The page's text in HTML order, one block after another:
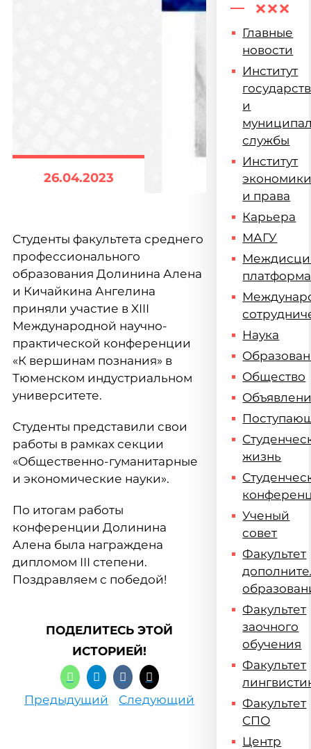
26.04.2023
Студенты факультета среднего
профессионального
образования Долинина Алена
и Кичайкина Ангелина
приняли участие в XIII
Международной научно-
практической конференции
«К вершинам познания» в
Тюменском индустриальном
университете.
Студенты представили свои
работы в рамках секции
«Общественно-гуманитарные
и экономические науки».
По итогам работы
конференции Долинина
Алена была награждена
дипломом III степени.
Поздравляем с победой!
ПОДЕЛИТЕСЬ ЭТОЙ
ИСТОРИЕЙ!
Предыдущий Следующий
Главные
новости
Институт
и
службы
Институт
и права
Карьера
МАГУ
платформа
Наука
Общество
жизнь
Ученый
совет
Факультет
Факультет
заочного
обучения
Факультет
Факультет
СПО
Центр